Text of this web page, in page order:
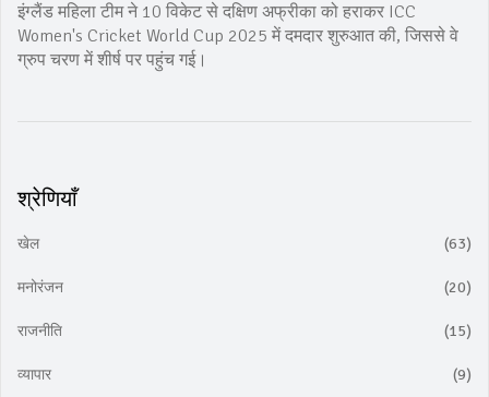
इंग्लैंड महिला टीम ने 10 विकेट से दक्षिण अफ्रीका को हराकर ICC
Women's Cricket World Cup 2025 में दमदार शुरुआत की, जिससे वे
ग्रुप चरण में शीर्ष पर पहुंच गई।
श्रेणियाँ
खेल (63)
मनोरंजन (20)
राजनीति (15)
व्यापार (9)